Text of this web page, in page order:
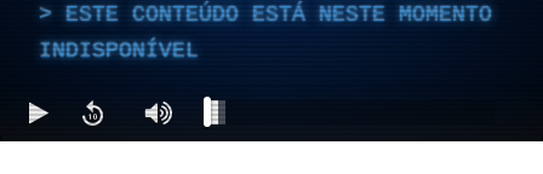
ESTE CONTEÚDO ESTÁ NESTE MOMENTO
INDISPONÍVEL